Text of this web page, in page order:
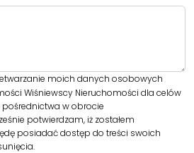
moich danych osobowych
Wiśniewscy Nieruchomości dla celów
pośrednictwa w obrocie
potwierdzam, iż zostałem
posiadać dostęp do treści swoich